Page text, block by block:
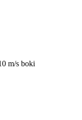
m/s boki